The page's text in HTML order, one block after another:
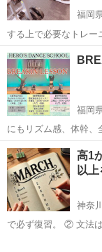
福岡
する上で必要なトレー
・ジャンプ力を上…
福岡 久留米市
福岡
にもリズム感、体幹、
出来ます♫ インス…
福岡 飯塚市
高1
以
神奈
で必ず復習。